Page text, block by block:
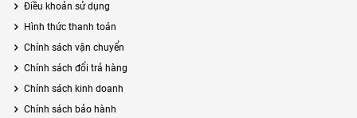
Điều khoản sử dụng
Hình thức thanh toán
Chính sách vận chuyển
Chính sách đổi trả hàng
Chính sách kinh doanh
Chính sách bảo hành